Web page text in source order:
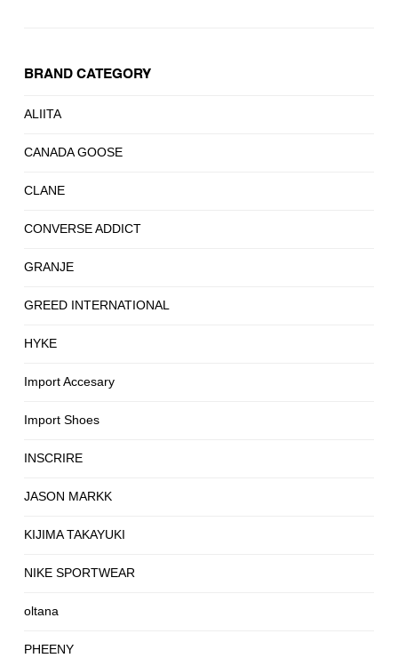
BRAND CATEGORY
ALIITA
CANADA GOOSE
CLANE
CONVERSE ADDICT
GRANJE
GREED INTERNATIONAL
HYKE
Import Accesary
Import Shoes
INSCRIRE
JASON MARKK
KIJIMA TAKAYUKI
NIKE SPORTWEAR
oltana
PHEENY